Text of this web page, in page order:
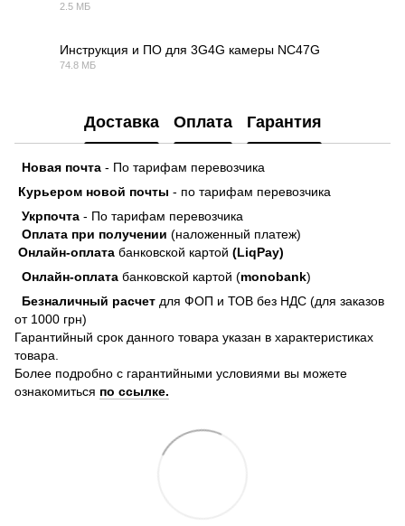
2.5 МБ
Инструкция и ПО для 3G4G камеры NC47G
74.8 МБ
Доставка Оплата Гарантия
Новая почта - По тарифам перевозчика
Курьером новой почты - по тарифам перевозчика
Укрпочта - По тарифам перевозчика
Оплата при получении (наложенный платеж)
Онлайн-оплата банковской картой (LiqPay)
Онлайн-оплата банковской картой (monobank)
Безналичный расчет для ФОП и ТОВ без НДС (для заказов
от 1000 грн)
Гарантийный срок данного товара указан в характеристиках
товара.
Более подробно с гарантийными условиями вы можете
ознакомиться по ссылке.